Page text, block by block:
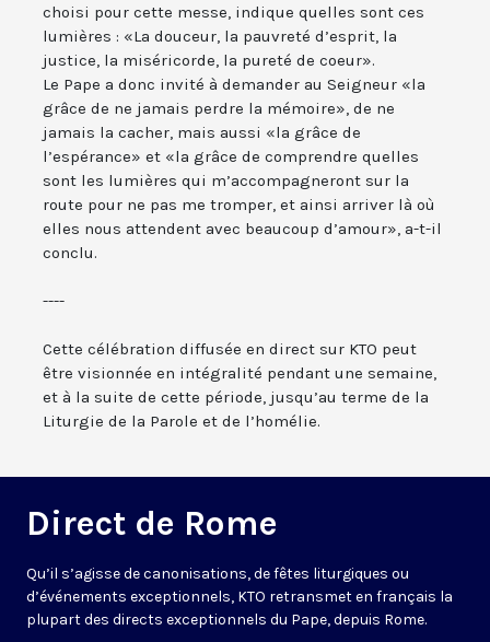
choisi pour cette messe, indique quelles sont ces
lumières : «La douceur, la pauvreté d’esprit, la
justice, la miséricorde, la pureté de coeur».
Le Pape a donc invité à demander au Seigneur «la
grâce de ne jamais perdre la mémoire», de ne
jamais la cacher, mais aussi «la grâce de
l’espérance» et «la grâce de comprendre quelles
sont les lumières qui m’accompagneront sur la
route pour ne pas me tromper, et ainsi arriver là où
elles nous attendent avec beaucoup d’amour», a-t-il
conclu.
----
Cette célébration diffusée en direct sur KTO peut
être visionnée en intégralité pendant une semaine,
et à la suite de cette période, jusqu’au terme de la
Liturgie de la Parole et de l’homélie.
Direct de Rome
Qu’il s’agisse de canonisations, de fêtes liturgiques ou
d’événements exceptionnels, KTO retransmet en français la
plupart des directs exceptionnels du Pape, depuis Rome.